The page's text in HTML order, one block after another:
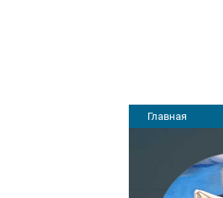
Главная